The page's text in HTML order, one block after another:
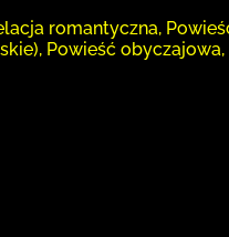
romantyczna,
Powieść